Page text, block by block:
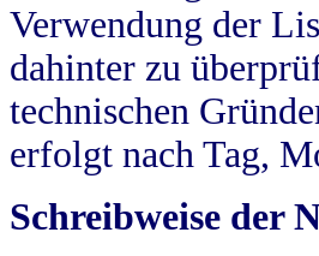
Verwendung der
dahinter zu
technischen
erfolgt nach Tag,
Schreibweise der